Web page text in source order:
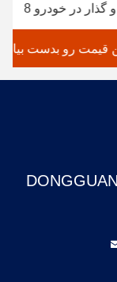
گشت و گذار در خودرو 8
الکتریک
رو بدست بیار